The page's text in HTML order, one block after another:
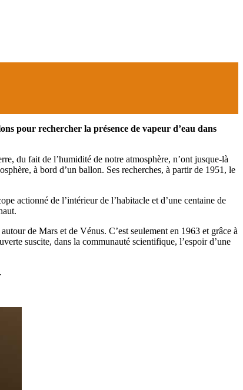
pour rechercher la présence de vapeur d’eau dans
du fait de l’humidité de notre atmosphère, n’ont jusque-là
à bord d’un ballon. Ses recherches, à partir de 1951, le
actionné de l’intérieur de l’habitacle et d’une centaine de
de Mars et de Vénus. C’est seulement en 1963 et grâce à
suscite, dans la communauté scientifique, l’espoir d’une